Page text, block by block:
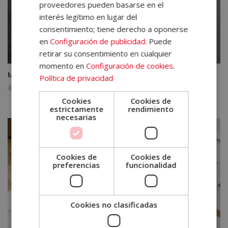
Máster en Comercio Internacional y Exportación
3.920,00
original
3.920,00€.
precio
actual
es:
980,00€.
proveedores pueden basarse en el
interés legítimo en lugar del
consentimiento; tiene derecho a oponerse
enConfiguración de publicidad. Puede
retirar su consentimiento en cualquier
momento enConfiguración de cookies.
Política de privacidad
Cookies
estrictamente
necesarias
Cookies de
rendimiento
Cookies de
preferencias
Cookies de
funcionalidad
Cookies no clasificadas